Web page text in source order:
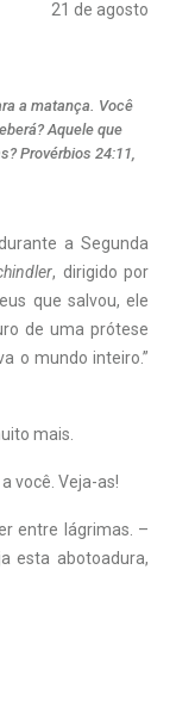
21 de agosto
a matança. Você
Aquele que
Provérbios 24:11,
a Segunda
, dirigido por
que salvou, ele
de uma prótese
o mundo inteiro.”
mais.
você. Veja-as!
entre lágrimas. –
esta abotoadura,